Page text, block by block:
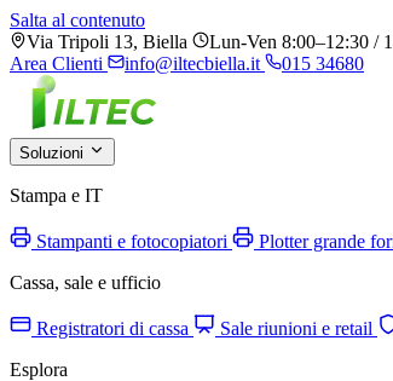
Salta al contenuto
Via Tripoli 13, Biella
Lun-Ven 8:00–12:30 /
Area Clienti
info@iltecbiella.it 015 34680
Soluzioni
Stampa e IT
Stampanti e fotocopiatori Plotter grande
Cassa, sale e ufficio
Registratori di cassa Sale riunioni e retail
Esplora